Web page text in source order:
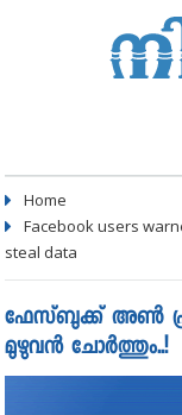
Home
Facebook users
steal data
ഫേസ്ബുക്ക് അണ്‍
മുഴുവന്‍ ചോര്‍ത്തും..!